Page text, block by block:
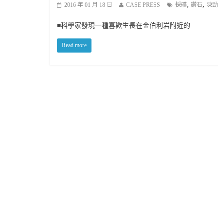
2016 年 01 月 18 日 CASE PRESS 採礦, 鑽石, 陳
■科學家發現一種喜歡生長在金伯利岩附近的
Read more